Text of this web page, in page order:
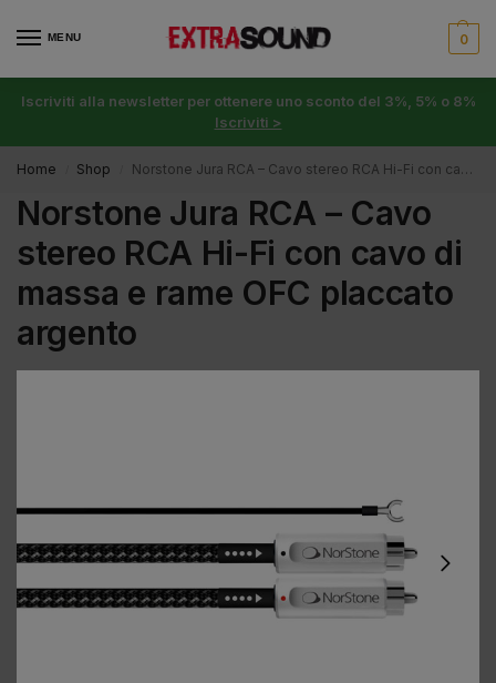
MENU 0
Iscriviti alla newsletter per ottenere uno sconto del 3%, 5% o 8%
Iscriviti >
Home Shop Norstone Jura RCA – Cavo stereo RCA Hi-Fi con cavo di massa e rame OFC placcato argento
Norstone Jura RCA – Cavo
stereo RCA Hi-Fi con cavo di
massa e rame OFC placcato
argento